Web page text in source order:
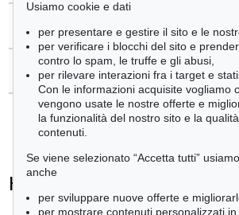
Contattare esperti
Heinrich von Kleist -
tute le offerte
Usiamo cookie e dati
per presentare e gestire il sito e le
per verificare i blocchi del sito e
contro lo spam, le truffe e gli abusi,
per rilevare interazioni fra i target e
Con le informazioni acquisite vogliamo
vengono usate le nostre offerte e
la funzionalità del nostro sito e la
contenuti.
Se viene selezionato “Accetta tutti”
anche
per sviluppare nuove offerte e
per mostrare contenuti personalizzati